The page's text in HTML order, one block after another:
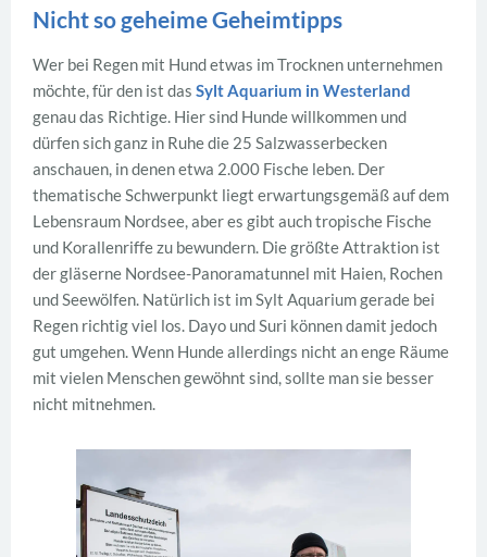
Nicht so geheime Geheimtipps
Wer bei Regen mit Hund etwas im Trocknen unternehmen
möchte, für den ist das Sylt Aquarium in Westerland
genau das Richtige. Hier sind Hunde willkommen und
dürfen sich ganz in Ruhe die 25 Salzwasserbecken
anschauen, in denen etwa 2.000 Fische leben. Der
thematische Schwerpunkt liegt erwartungsgemäß auf dem
Lebensraum Nordsee, aber es gibt auch tropische Fische
und Korallenriffe zu bewundern. Die größte Attraktion ist
der gläserne Nordsee-Panoramatunnel mit Haien, Rochen
und Seewölfen. Natürlich ist im Sylt Aquarium gerade bei
Regen richtig viel los. Dayo und Suri können damit jedoch
gut umgehen. Wenn Hunde allerdings nicht an enge Räume
mit vielen Menschen gewöhnt sind, sollte man sie besser
nicht mitnehmen.